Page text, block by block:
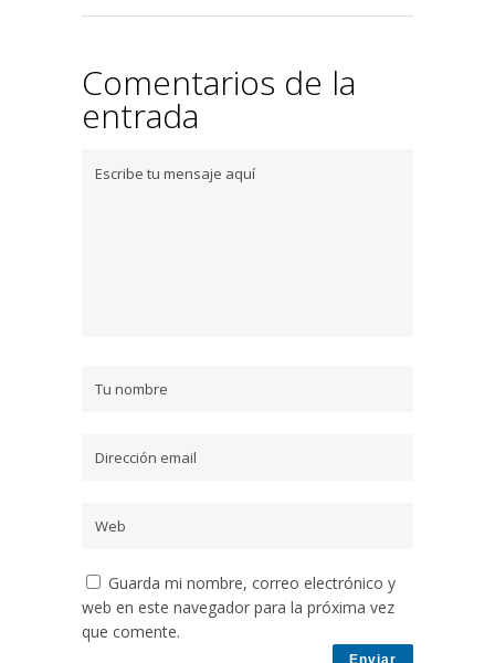
Comentarios de la
entrada
Guarda mi nombre, correo electrónico y
web en este navegador para la próxima vez
que comente.